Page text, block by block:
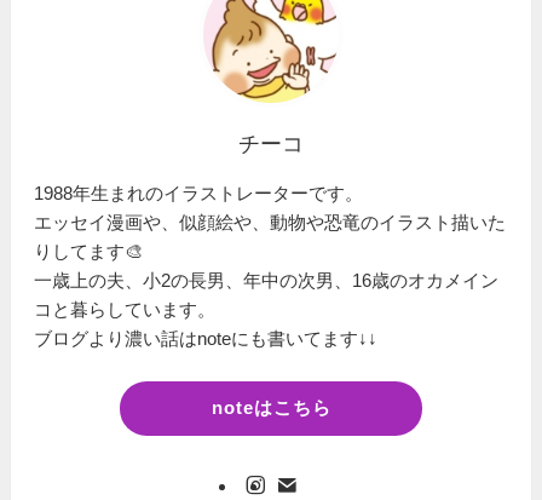
チーコ
1988年生まれのイラストレーターです。
エッセイ漫画や、似顔絵や、動物や恐竜のイラスト描いた
りしてます🎨
一歳上の夫、小2の長男、年中の次男、16歳のオカメイン
コと暮らしています。
ブログより濃い話はnoteにも書いてます↓↓
noteはこちら